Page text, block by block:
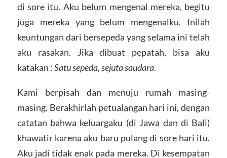
di sore itu. Aku belum mengenal mereka, begitu
juga mereka yang belum mengenalku. Inilah
keuntungan dari bersepeda yang selama ini telah
aku rasakan. Jika dibuat pepatah, bisa aku
katakan :Satu sepeda, sejuta saudara.
Kami berpisah dan menuju rumah masing-
masing. Berakhirlah petualangan hari ini, dengan
catatan bahwa keluargaku (di Jawa dan di Bali)
khawatir karena aku baru pulang di sore hari itu.
Aku jadi tidak enak pada mereka. Di kesempatan